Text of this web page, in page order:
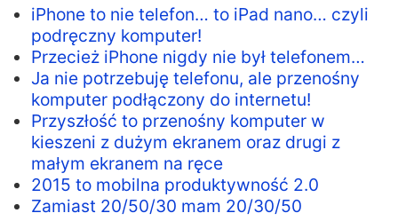
iPhone to nie telefon… to iPad nano… czyli
podręczny komputer!
Przecież iPhone nigdy nie był telefonem…
Ja nie potrzebuję telefonu, ale przenośny
komputer podłączony do internetu!
Przyszłość to przenośny komputer w
kieszeni z dużym ekranem oraz drugi z
małym ekranem na ręce
2015 to mobilna produktywność 2.0
Zamiast 20/50/30 mam 20/30/50